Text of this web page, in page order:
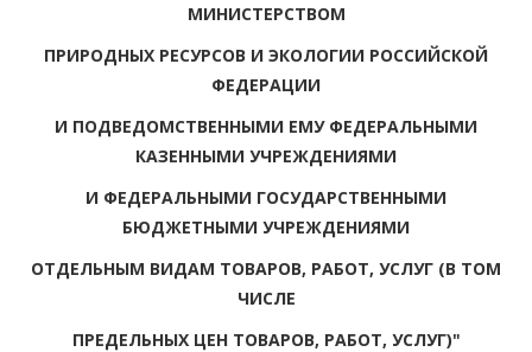
МИНИСТЕРСТВОМ
ПРИРОДНЫХ РЕСУРСОВ И ЭКОЛОГИИ РОССИЙСКОЙ
ФЕДЕРАЦИИ
И ПОДВЕДОМСТВЕННЫМИ ЕМУ ФЕДЕРАЛЬНЫМИ
КАЗЕННЫМИ УЧРЕЖДЕНИЯМИ
И ФЕДЕРАЛЬНЫМИ ГОСУДАРСТВЕННЫМИ
БЮДЖЕТНЫМИ УЧРЕЖДЕНИЯМИ
ОТДЕЛЬНЫМ ВИДАМ ТОВАРОВ, РАБОТ, УСЛУГ (В ТОМ
ЧИСЛЕ
ПРЕДЕЛЬНЫХ ЦЕН ТОВАРОВ, РАБОТ, УСЛУГ)"